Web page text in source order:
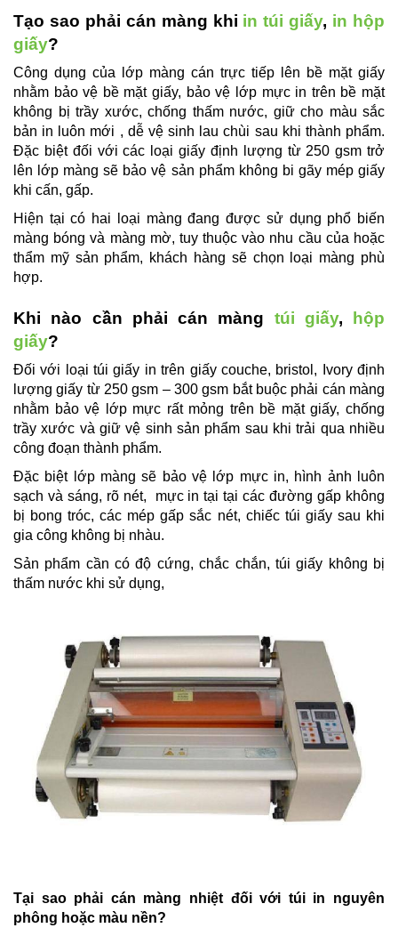
Tạo sao phải cán màng khi in túi giấy, in hộp
giấy?
Công dụng của lớp màng cán trực tiếp lên bề mặt giấy
nhằm bảo vệ bề mặt giấy, bảo vệ lớp mực in trên bề mặt
không bị trầy xước, chống thấm nước, giữ cho màu sắc
bản in luôn mới , dễ vệ sinh lau chùi sau khi thành phẩm.
Đặc biệt đối với các loại giấy định lượng từ 250 gsm trở
lên lớp màng sẽ bảo vệ sản phẩm không bi gãy mép giấy
khi cấn, gấp.
Hiện tại có hai loại màng đang được sử dụng phổ biến
màng bóng và màng mờ, tuy thuộc vào nhu cầu của hoặc
thẩm mỹ sản phẩm, khách hàng sẽ chọn loại màng phù
hợp.
Khi nào cần phải cán màng túi giấy, hộp
giấy?
Đối với loại túi giấy in trên giấy couche, bristol, Ivory định
lượng giấy từ 250 gsm – 300 gsm bắt buộc phải cán màng
nhằm bảo vệ lớp mực rất mỏng trên bề mặt giấy, chống
trầy xước và giữ vệ sinh sản phẩm sau khi trải qua nhiều
công đoạn thành phẩm.
Đặc biệt lớp màng sẽ bảo vệ lớp mực in, hình ảnh luôn
sạch và sáng, rõ nét, mực in tại tại các đường gấp không
bị bong tróc, các mép gấp sắc nét, chiếc túi giấy sau khi
gia công không bị nhàu.
Sản phẩm cần có độ cứng, chắc chắn, túi giấy không bị
thấm nước khi sử dụng,
Tại sao phải cán màng nhiệt đối với túi in nguyên
phông hoặc màu nền?